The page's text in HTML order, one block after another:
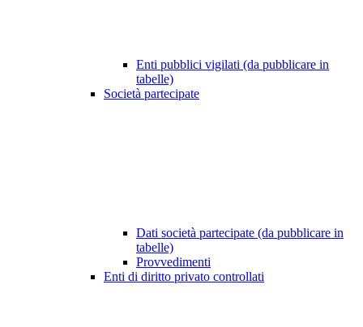
Enti pubblici vigilati (da pubblicare in
tabelle)
Società partecipate
Dati società partecipate (da pubblicare in
tabelle)
Provvedimenti
Enti di diritto privato controllati